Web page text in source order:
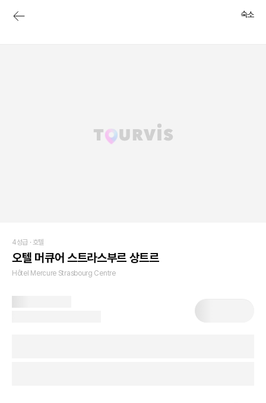
숙소
4성급 · 호텔
오텔 머큐어 스트라스부르 상트르
Hôtel Mercure Strasbourg Centre